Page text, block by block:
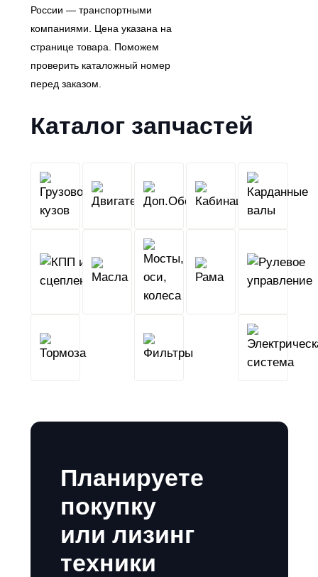
России — транспортными
компаниями. Цена указана на
странице товара. Поможем
проверить каталожный номер
перед заказом.
Каталог запчастей
Грузовой
кузов
Двигатель Кабина
КПП
оси,
Рама
Тормоза Фильтры
Планируете
покупку
или лизинг
техники